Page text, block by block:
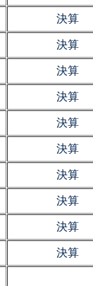
決算
決算
決算
決算
決算
決算
決算
決算
決算
決算